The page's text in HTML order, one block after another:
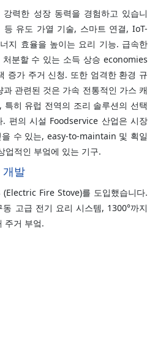
력한 성장 동력을 경험하고 있습니
유도 가열 기술, 스마트 연결, IoT-
지 효율을 높이는 요리 기능. 급속한
분할 수 있는 소득 상승 economies
증가 주거 신청. 또한 엄격한 환경 규
관련된 것은 가속 전통적인 가스 캐
히 유럽 전역의 조리 솔루션의 선택
편의 시설 Foodservice 산업은 시장
수 있는, easy-to-maintain 및 획일
업적인 부엌에 있는 기구.
개발
Fire Stove)를 도입했습니다.
고급 전기 요리 시스템, 1300°까지
주거 부엌.